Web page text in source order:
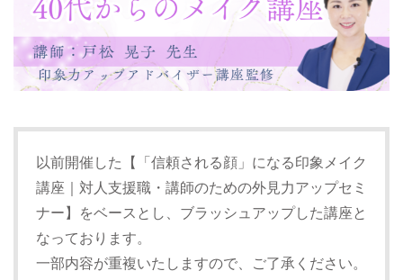
以前開催した【 「信頼される顔」になる印象メイク
講座｜対人支援職・講師のための外見力アップセミ
ナー】 をベースとし、ブラッシュアップした講座と
なっております。
一部内容が重複いたしますので、ご了承ください。